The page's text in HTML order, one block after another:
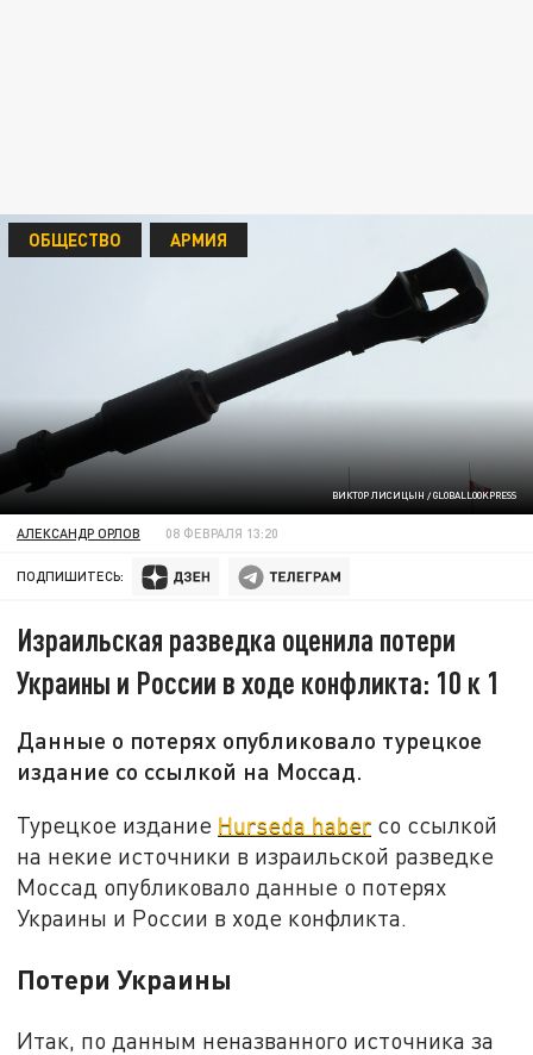
ВИКТОР ЛИСИЦЫН / GLOBALLOOKPRESS
ОБЩЕСТВО АРМИЯ
АЛЕКСАНДР ОРЛОВ 08 ФЕВРАЛЯ 13:20
ПОДПИШИТЕСЬ:
Израильская разведка оценила потери
Украины и России в ходе конфликта: 10 к 1
Данные о потерях опубликовало турецкое
издание со ссылкой на Моссад.
Турецкое издание Hurseda haber со ссылкой
на некие источники в израильской разведке
Моссад опубликовало данные о потерях
Украины и России в ходе конфликта.
Потери Украины
Итак, по данным неназванного источника за